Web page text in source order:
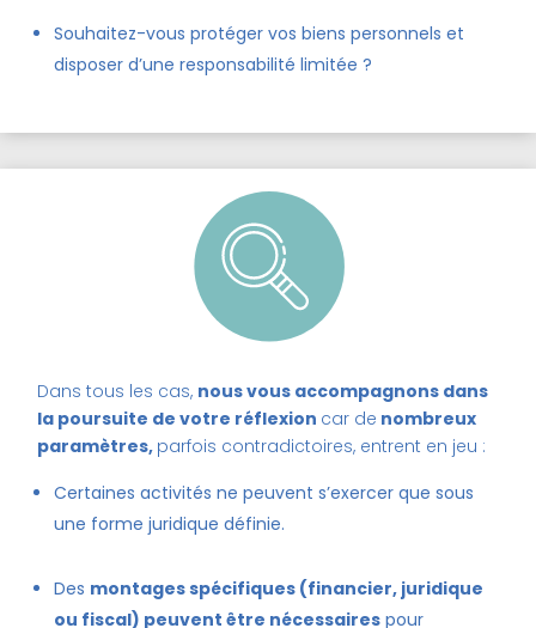
Souhaitez-vous protéger vos biens personnels et
disposer d’une responsabilité limitée ?
Dans tous les cas, nous vous accompagnons dans
la poursuite de votre réflexion car de nombreux
paramètres, parfois contradictoires, entrent en jeu :
Certaines activités ne peuvent s’exercer que sous
une forme juridique définie.
Des montages spécifiques (financier, juridique
ou fiscal) peuvent être nécessaires pour